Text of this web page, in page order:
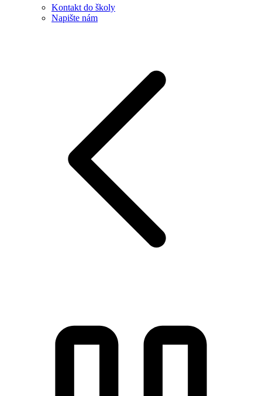
Kontakt do školy
Napište nám